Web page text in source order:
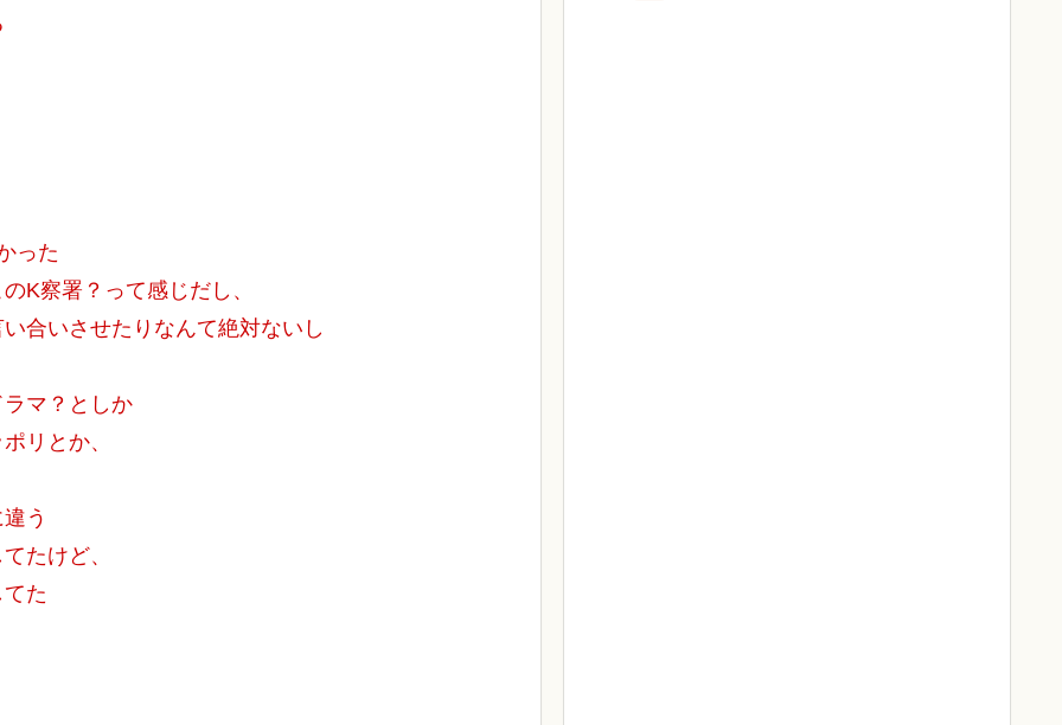
った
K察署？って感じだし、
合いさせたりなんて絶対ないし
マ？としか
リとか、
う
たけど、
た